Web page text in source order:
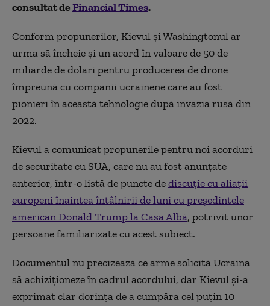
consultat deFinancial Times.
Conform propunerilor, Kievul și Washingtonul ar
urma să încheie și un acord în valoare de 50 de
miliarde de dolari pentru producerea de drone
împreună cu companii ucrainene care au fost
pionieri în această tehnologie după invazia rusă din
2022.
Kievul a comunicat propunerile pentru noi acorduri
de securitate cu SUA, care nu au fost anunțate
anterior, într-o listă de puncte dediscuție cu aliații
europeni înaintea întâlnirii de luni cu președintele
american Donald Trump la Casa Albă, potrivit unor
persoane familiarizate cu acest subiect.
Documentul nu precizează ce arme solicită Ucraina
să achiziționeze în cadrul acordului, dar Kievul și-a
exprimat clar dorința de a cumpăra cel puțin 10